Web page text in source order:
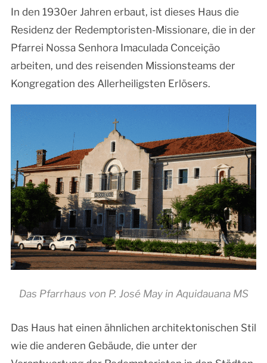
In den 1930er Jahren erbaut, ist dieses Haus die
Residenz der Redemptoristen-Missionare, die in der
Pfarrei Nossa Senhora Imaculada Conceição
arbeiten, und des reisenden Missionsteams der
Kongregation des Allerheiligsten Erlösers.
Das Pfarrhaus von P. José May in Aquidauana MS
Das Haus hat einen ähnlichen architektonischen Stil
wie die anderen Gebäude, die unter der